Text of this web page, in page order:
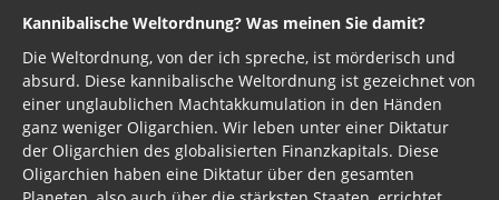
Kannibalische Weltordnung? Was meinen Sie damit?
Die Weltordnung, von der ich spreche, ist mörderisch und
absurd. Diese kannibalische Weltordnung ist gezeichnet von
einer unglaublichen Machtakkumulation in den Händen
ganz weniger Oligarchien. Wir leben unter einer Diktatur
der Oligarchien des globalisierten Finanzkapitals. Diese
Oligarchien haben eine Diktatur über den gesamten